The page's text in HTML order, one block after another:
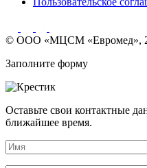
© ООО «МЦСМ «Евромед»,
Заполните форму
Оставьте свои контактные
ближайшее время.